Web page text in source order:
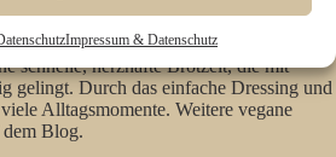
Impressum & Datenschutz
schnelle, herzhafte Brotzeit, die mit
gelingt. Durch das einfache Dressing und
Alltagsmomente. Weitere vegane
Blog.